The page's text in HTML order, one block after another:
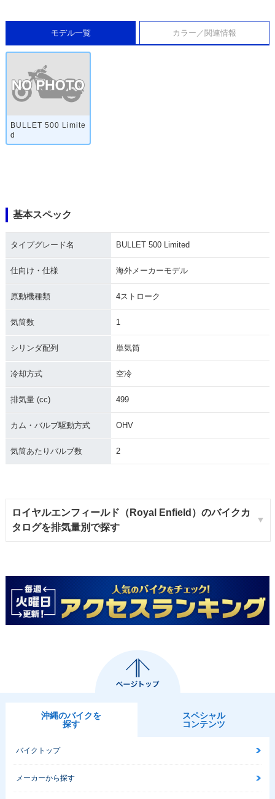
モデル一覧 カラー／関連情報
BULLET 500 Limite
d
基本スペック
タイプグレード名 BULLET 500 Limited
仕向け・仕様 海外メーカーモデル
原動機種類 4ストローク
気筒数 1
シリンダ配列 単気筒
冷却方式 空冷
排気量 (cc) 499
カム・バルブ駆動方式 OHV
気筒あたりバルブ数 2
ロイヤルエンフィールド（Royal Enfield）のバイクカ
タログを排気量別で探す
沖縄のバイクを
探す
スペシャル
コンテンツ
バイクトップ
メーカーから探す